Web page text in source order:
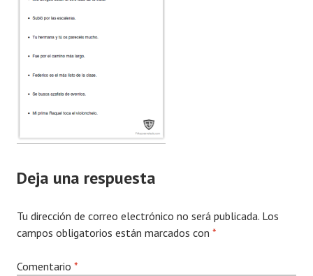
Deja una respuesta
Tu dirección de correo electrónico no será publicada. Los
campos obligatorios están marcados con *
Comentario *